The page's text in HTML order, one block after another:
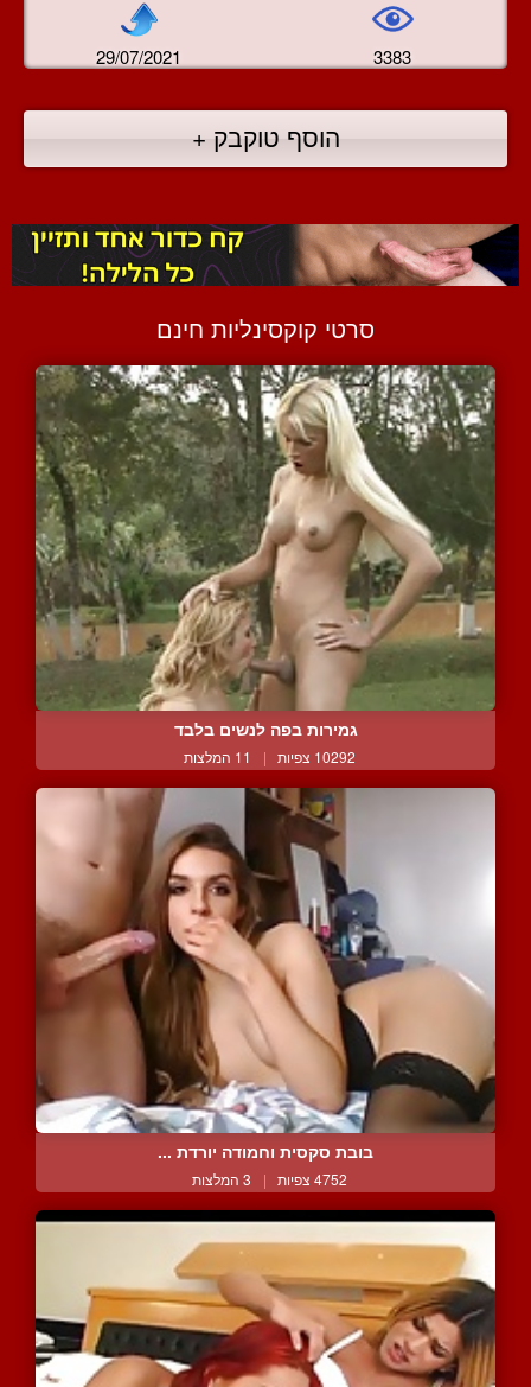
29/07/2021 3383
הוסף טוקבק +
סרטי קוקסינליות חינם
גמירות בפה לנשים בלבד
10292 צפיות | 11 המלצות
בובת סקסית וחמודה יורדת ...
4752 צפיות | 3 המלצות